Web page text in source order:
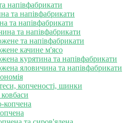
напівфабрикати
та напівфабрикати
та напівфабрикати
та напівфабрикати
та напівфабрикати
качине м'ясо
курятина та напівфабрикати
яловичина та напівфабрикати
копченості, шинки
копчена